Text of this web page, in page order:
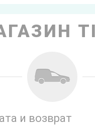
и возврат